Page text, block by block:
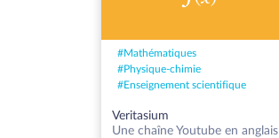
#Mathématiques
#Physique-chimie
#Enseignement scientifique
Veritasium
Une chaîne Youtube en anglais